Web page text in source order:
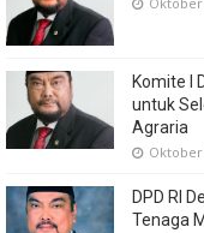
Komite I
untuk
Agraria
Oktober
DPD RI
Tenaga